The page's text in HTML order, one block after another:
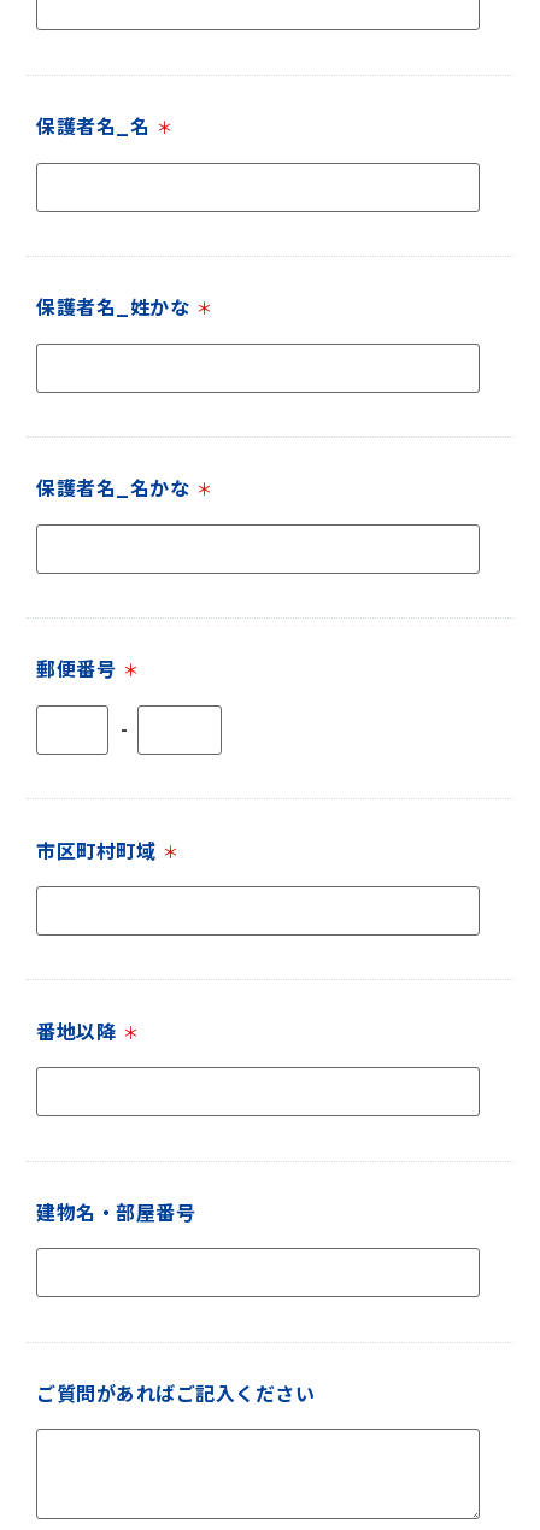
保護者名_名 ＊
保護者名_姓かな ＊
保護者名_名かな ＊
郵便番号 ＊
-
市区町村町域 ＊
番地以降 ＊
建物名・部屋番号
ご質問があればご記入ください